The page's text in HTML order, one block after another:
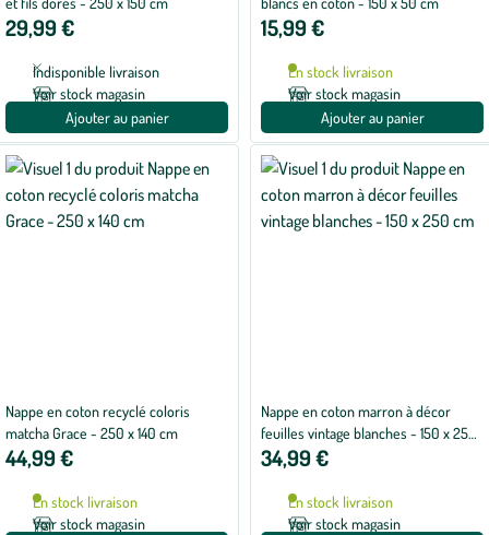
29,99 €
Indisponible livraison
Voir stock magasin
Ajouter au panier
15,99 €
En stock livraison
Voir stock magasin
Ajouter au panier
Nappe en coton recyclé coloris
matcha Grace - 250 x 140 cm
44,99 €
En stock livraison
Voir stock magasin
Nappe en coton marron à décor
feuilles vintage blanches - 150 x 250
cm
34,99 €
En stock livraison
Voir stock magasin